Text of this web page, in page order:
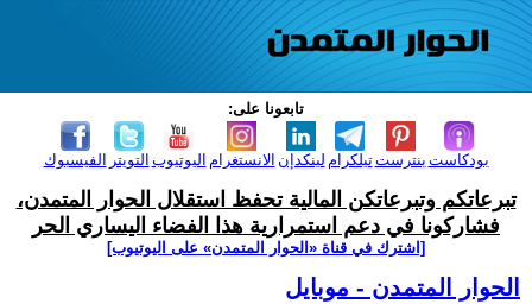
تابعونا على:
الفيسبوك التويتر اليوتيوب الانستغرام لينكدإن تيلكرامبنترست بودكاست
تبرعاتكم وتبرعاتكن المالية تحفظ استقلال الحوار المتمدن،
فشاركونا في دعم استمرارية هذا الفضاء اليساري الحر
[اشترك في قناة ‫«الحوار المتمدن» على اليوتيوب]
الحوار المتمدن - موبايل